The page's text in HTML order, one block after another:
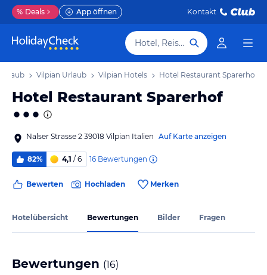
% Deals App öffnen Kontakt
Hotel, Reiseziel
Vilpian Urlaub Vilpian Hotels Hotel Restaurant Sparerhof
Hotel Restaurant Sparerhof
Nalser Strasse 2 39018 Vilpian Italien Auf Karte anzeigen
82% 4,1 / 6 16 Bewertungen
Bewerten Hochladen Merken
Hotelübersicht Bewertungen Bilder Fragen
Bewertungen (16)